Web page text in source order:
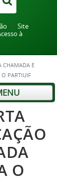
Site
à
CHAMADA E
PARTIUIF
O